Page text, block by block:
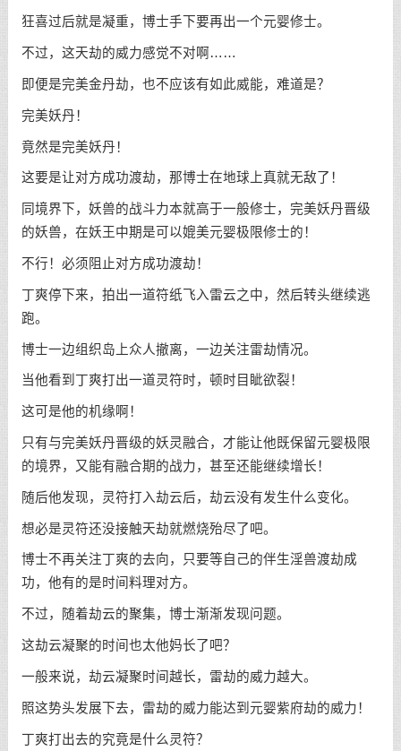
狂喜过后就是凝重，博士手下要再出一个元婴修士。
不过，这天劫的威力感觉不对啊……
即便是完美金丹劫，也不应该有如此威能，难道是？
完美妖丹！
竟然是完美妖丹！
这要是让对方成功渡劫，那博士在地球上真就无敌了！
同境界下，妖兽的战斗力本就高于一般修士，完美妖丹晋级
的妖兽，在妖王中期是可以媲美元婴极限修士的！
不行！必须阻止对方成功渡劫！
丁爽停下来，拍出一道符纸飞入雷云之中，然后转头继续逃
跑。
博士一边组织岛上众人撤离，一边关注雷劫情况。
当他看到丁爽打出一道灵符时，顿时目眦欲裂！
这可是他的机缘啊！
只有与完美妖丹晋级的妖灵融合，才能让他既保留元婴极限
的境界，又能有融合期的战力，甚至还能继续增长！
随后他发现，灵符打入劫云后，劫云没有发生什么变化。
想必是灵符还没接触天劫就燃烧殆尽了吧。
博士不再关注丁爽的去向，只要等自己的伴生淫兽渡劫成
功，他有的是时间料理对方。
不过，随着劫云的聚集，博士渐渐发现问题。
这劫云凝聚的时间也太他妈长了吧？
一般来说，劫云凝聚时间越长，雷劫的威力越大。
照这势头发展下去，雷劫的威力能达到元婴紫府劫的威力！
丁爽打出去的究竟是什么灵符？